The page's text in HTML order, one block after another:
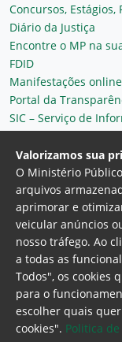
Concursos,
Diário da Justiça
Encontre o MP na
FDID
Manifestações
Portal da
SIC – Serviço de
Plantão MP do Ceará
Secretaria Geral
Valorizamos sua
O Ministério
arquivos
aprimorar e
veicular anúncios
nosso tráfego. Ao
a todas as
Todos", os cookies
para o
escolher quais
cookies". Politica